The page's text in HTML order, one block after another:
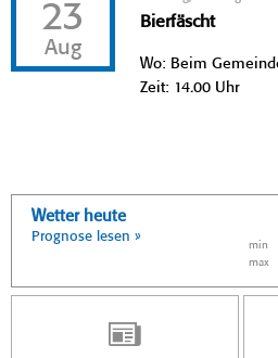
23
Aug
Bierfäscht
Wo: Beim
Zeit: 14.00 Uhr
Wetter heute
Prognose lesen »
min
max